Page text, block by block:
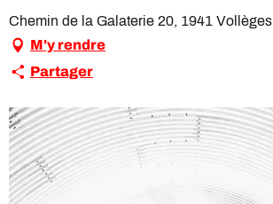
Chemin de la Galaterie 20, 1941 Vollèges
M'y rendre
Partager